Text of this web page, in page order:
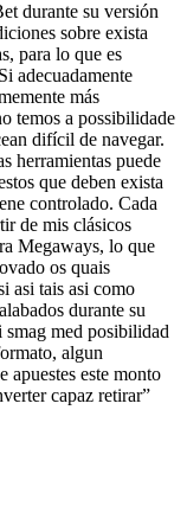
durante su versión
sobre exista
para lo que es
adecuadamente
más
temos a possibilidade
difícil de navegar.
herramientas puede
que deben exista
controlado. Cada
de mis clásicos
Megaways, lo que
os quais
asi tais asi como
durante su
med posibilidad
algun
apuestes este monto
capaz retirar”